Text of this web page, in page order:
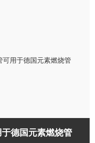
德国元素燃烧管